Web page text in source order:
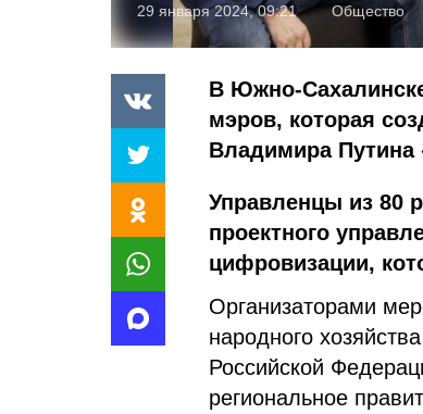
29 января 2024, 09:21 Общество
В Южно-
мэров, которая
Владимира Путина
Управленцы из 80
проектного
цифровизации,
Организаторами
народного
Российской
региональное